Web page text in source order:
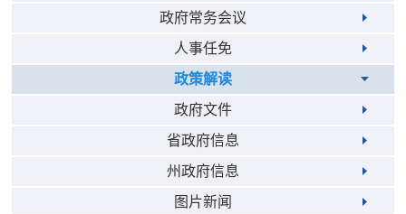
政府常务会议
人事任免
政策解读
政府文件
省政府信息
州政府信息
图片新闻